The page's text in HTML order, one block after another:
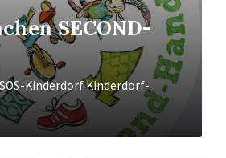
SECOND-
SOS-Kinderdorf Kinderdorf-